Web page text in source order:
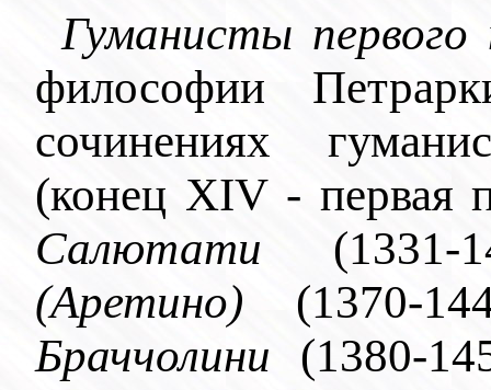
Гуманисты первого
философии
сочинениях
(конец XIV - первая
Салютати (1331-
(Аретино) (1370-
Браччолини (1380-